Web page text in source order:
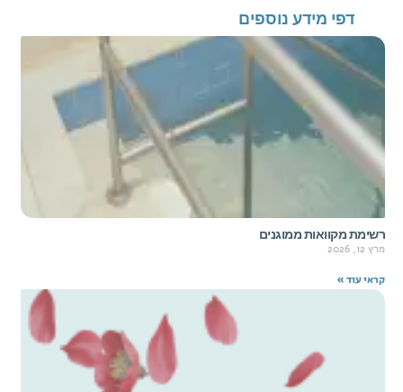
דפי מידע נוספים
רשימת מקוואות ממוגנים
מרץ 12, 2026
קראי עוד »